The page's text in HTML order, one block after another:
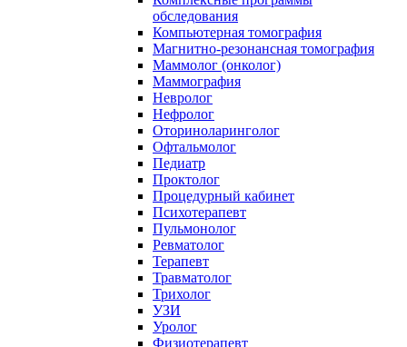
обследования
Компьютерная томография
Магнитно-резонансная томография
Маммолог (онколог)
Маммография
Невролог
Нефролог
Оториноларинголог
Офтальмолог
Педиатр
Проктолог
Процедурный кабинет
Психотерапевт
Пульмонолог
Ревматолог
Терапевт
Травматолог
Трихолог
УЗИ
Уролог
Физиотерапевт